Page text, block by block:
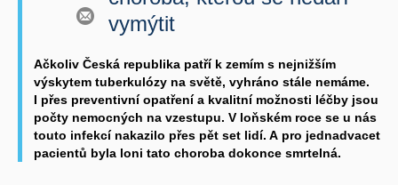
vymýtit
Ačkoliv Česká republika patří k zemím s nejnižším
výskytem tuberkulózy na světě, vyhráno stále nemáme.
I přes preventivní opatření a kvalitní možnosti léčby jsou
počty nemocných na vzestupu. V loňském roce se u nás
touto infekcí nakazilo přes pět set lidí. A pro jednadvacet
pacientů byla loni tato choroba dokonce smrtelná.